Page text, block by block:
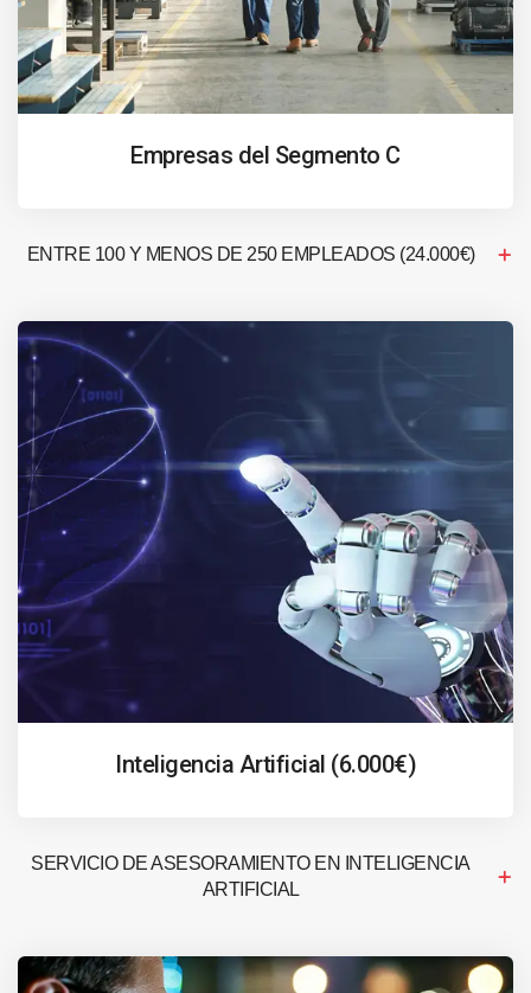
Empresas del Segmento C
ENTRE 100 Y MENOS DE 250 EMPLEADOS (24.000€)
Inteligencia Artificial (6.000€)
SERVICIO DE ASESORAMIENTO EN INTELIGENCIA
ARTIFICIAL